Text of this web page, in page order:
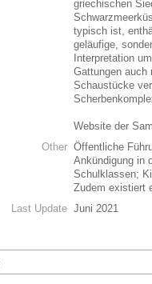
griechischen
typisch ist,
geläufige,
Interpretation
Gattungen auch
Schaustücke
Website der
Other Öffentliche
Ankündigung in
Schulklassen;
Zudem existiert
Last Update Juni 2021